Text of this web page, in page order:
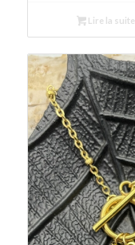
Lire la suite